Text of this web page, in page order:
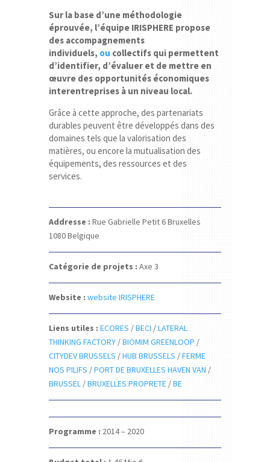
Sur la base d’une méthodologie
éprouvée, l’équipe IRISPHERE propose
des accompagnements
individuels, ou collectifs qui permettent
d’identifier, d’évaluer et de mettre en
œuvre des opportunités économiques
interentreprises à un niveau local.
Grâce à cette approche, des partenariats
durables peuvent être développés dans des
domaines tels que la valorisation des
matières, ou encore la mutualisation des
équipements, des ressources et des
services.
Addresse : Rue Gabrielle Petit 6Bruxelles
1080Belgique
Catégorie de projets : Axe 3
Website : website IRISPHERE
Liens utiles : ECORES /BECI /LATERAL
THINKING FACTORY/BIOMIM GREENLOOP /
CITYDEV BRUSSELS /HUB BRUSSELS /FERME
NOS PILIFS /PORT DE BRUXELLES HAVEN VAN /
BRUSSEL/BRUXELLES PROPRETE/BE
Programme : 2014 – 2020